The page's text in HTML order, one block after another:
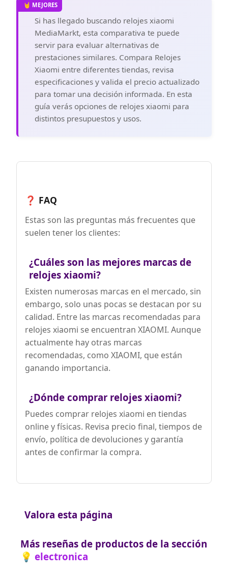
Si has llegado buscando relojes xiaomi
MediaMarkt, esta comparativa te puede
servir para evaluar alternativas de
prestaciones similares. Compara Relojes
Xiaomi entre diferentes tiendas, revisa
especificaciones y valida el precio actualizado
para tomar una decisión informada. En esta
guía verás opciones de relojes xiaomi para
distintos presupuestos y usos.
❓ FAQ
Estas son las preguntas más frecuentes que
suelen tener los clientes:
¿Cuáles son las mejores marcas de
relojes xiaomi?
Existen numerosas marcas en el mercado, sin
embargo, solo unas pocas se destacan por su
calidad. Entre las marcas recomendadas para
relojes xiaomi se encuentran XIAOMI. Aunque
actualmente hay otras marcas
recomendadas, como XIAOMI, que están
ganando importancia.
¿Dónde comprar relojes xiaomi?
Puedes comprar relojes xiaomi en tiendas
online y físicas. Revisa precio final, tiempos de
envío, política de devoluciones y garantía
antes de confirmar la compra.
Valora esta página
Más reseñas de productos de la sección
💡 electronica